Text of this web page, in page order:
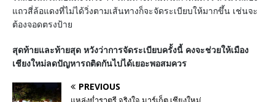
แถวสี่ล้อแดงที่ไม่ได้วิ่งตามเส้นทางก็จะจัดระเบียบให้มากขึ้น เช่นจะ
ต้องจอดตรงป้าย
สุดท้ายและท้ายสุด หวังว่าการจัดระเบียบครั้งนี้ คงจะช่วยให้เมือง
เชียงใหม่ลดปัญหารถติดกันไปได้เยอะพอสมควร
PREVIOUS